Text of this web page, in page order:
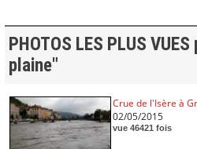
PHOTOS LES PLUS
plaine"
Crue de l'Isère à
02/05/2015
vue 46421 fois